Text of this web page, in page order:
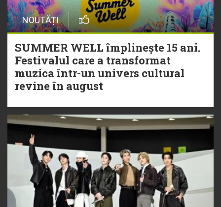
NOUTĂȚI
SUMMER WELL împlinește 15 ani.
Festivalul care a transformat
muzica într-un univers cultural
revine în august